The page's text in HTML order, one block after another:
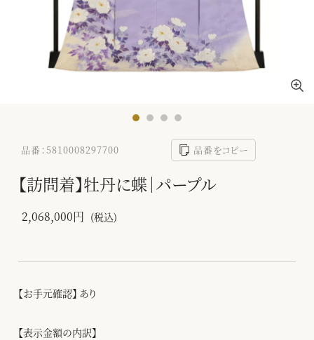
品番：5810008297700 品番をコピー
【訪問着】牡丹に蝶｜パープル
2,068,000円 (税込)
【お手元確認】 あり
【表示金額の内訳】